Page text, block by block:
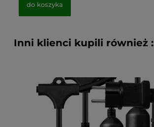
do koszyka
Inni klienci kupili również :